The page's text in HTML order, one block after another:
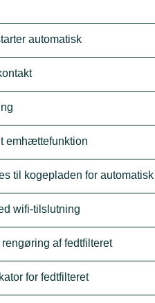
automatisk
emhættefunktion
til kogepladen for
wifi-tilslutning
rengøring af fedtfilteret
for fedtfilteret